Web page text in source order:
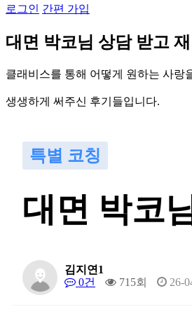
로그인 간편 가입
대 면 박코님 상담 받고 재
클래 비 스를 통해 어 떻게 원하는 사랑
생생하게 써 주신 후기 들입니 다.
특별 코칭
대면 박코
김지연1
0건
715회 26-